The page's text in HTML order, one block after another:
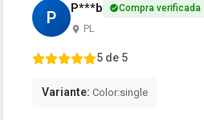
P P***b Compra verificada
PL
5 de 5
Variante: Color:single